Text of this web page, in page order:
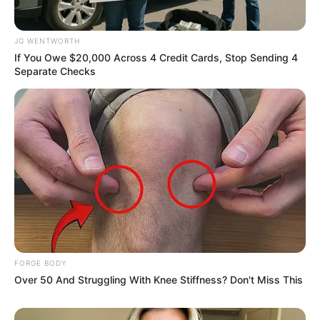
Why this ordinary drink is the secret to feeling
your best every day
CTA LOVE
Have You Seen Her GRWM? She Inspires Millions
BRAINBERRIES
JG WENTWORTH
If You Owe $20,000 Across 4 Credit Cards, Stop Sending 4
Separate Checks
FORGE BODY
Over 50 And Struggling With Knee Stiffness? Don't Miss This